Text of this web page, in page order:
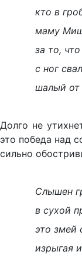
кто в
маму
за то,
с ног
шалый от
Долго не
это победа над
сильно
Слышен
в сухой
это змей
изрыгая